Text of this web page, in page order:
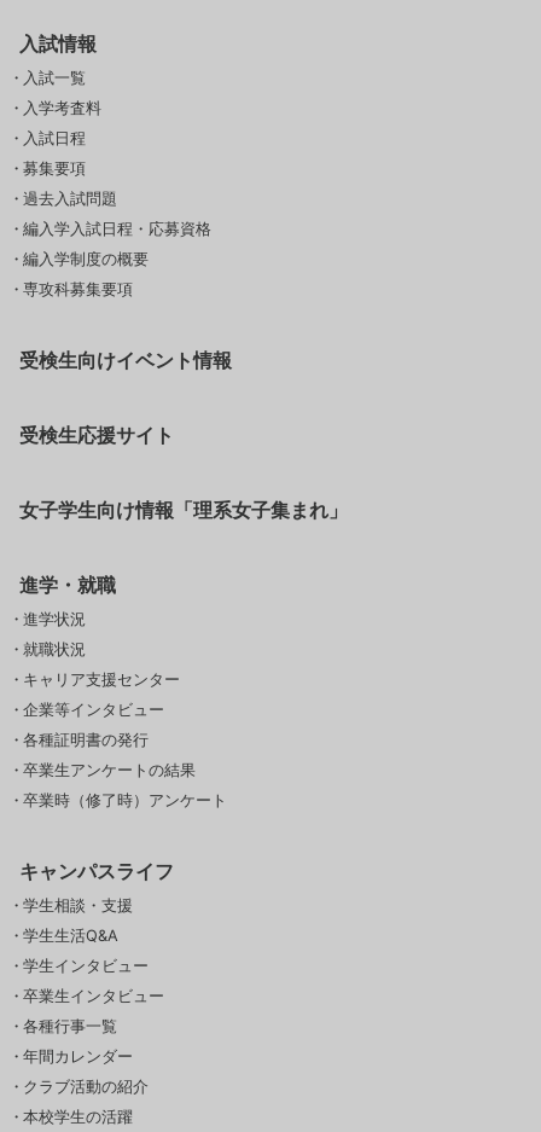
入試情報
入試一覧
入学考査料
入試日程
募集要項
過去入試問題
編入学入試日程・応募資格
編入学制度の概要
専攻科募集要項
受検生向けイベント情報
受検生応援サイト
女子学生向け情報「理系女子集まれ」
進学・就職
進学状況
就職状況
キャリア支援センター
企業等インタビュー
各種証明書の発行
卒業生アンケートの結果
卒業時（修了時）アンケート
キャンパスライフ
学生相談・支援
学生生活Q&A
学生インタビュー
卒業生インタビュー
各種行事一覧
年間カレンダー
クラブ活動の紹介
本校学生の活躍